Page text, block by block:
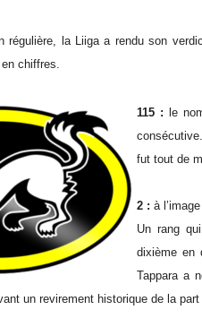
régulière, la Liiga a rendu son
en chiffres.
115 : le
fut tout de
2 : à
Un rang
dixième en
Tappara a
un revirement historique de la part